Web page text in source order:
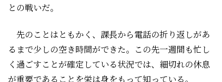
との戦いだ。
先のことはともかく、課長から電話の折り返しがあ
るまで少しの空き時間ができた。この先一週間も忙し
く過ごすことが確定している状況では、細切れの休息
が重要であることを栄は身をもって知っている。